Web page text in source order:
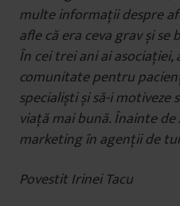
multe informații despre
afle că era ceva grav și
În cei trei ani ai
comunitate pentru
specialiști și să-i motiveze
viață mai bună. Înainte
marketing în agenții de
Povestit Irinei Tacu